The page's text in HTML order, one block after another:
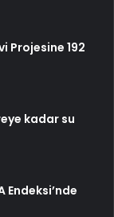
Projesine 192
kadar su
Endeksi’nde